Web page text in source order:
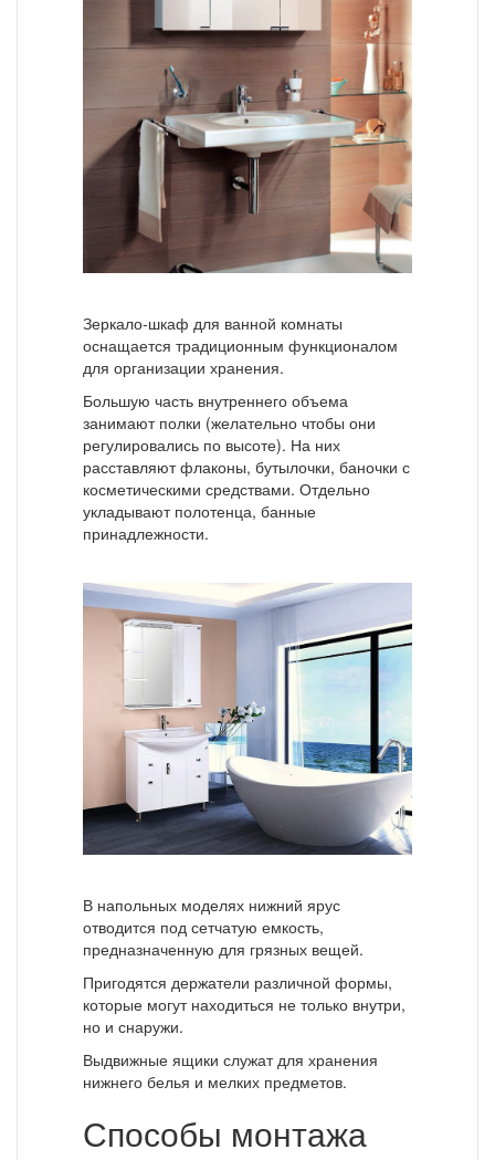
Зеркало-шкаф для ванной комнаты
оснащается традиционным функционалом
для организации хранения.
Большую часть внутреннего объема
занимают полки (желательно чтобы они
регулировались по высоте). На них
расставляют флаконы, бутылочки, баночки с
косметическими средствами. Отдельно
укладывают полотенца, банные
принадлежности.
В напольных моделях нижний ярус
отводится под сетчатую емкость,
предназначенную для грязных вещей.
Пригодятся держатели различной формы,
которые могут находиться не только внутри,
но и снаружи.
Выдвижные ящики служат для хранения
нижнего белья и мелких предметов.
Способы монтажа